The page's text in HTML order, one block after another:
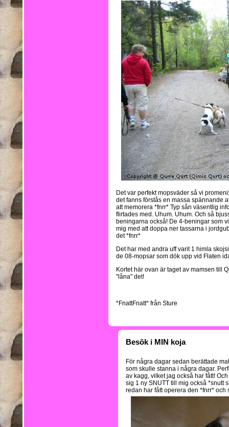
Det var perfekt mopsväder så vi
det fanns förstås en massa spännande
att memorera *fnrr* Typ sån väsentlig
flirtades med. Uhum. Uhum. Och så
beningarna också! De 4-beningar som
mig med att doppa ner tassarna i
det *fnrr*
Det har med andra uff varit 1 himla
de 08-mopsar som dök upp vid Flaten
Kortet här ovan är taget av mamsen till
"låna" det!
*FnattFnatt* från Sture
Besök i MIN koja
För några dagar sedan berättade
som skulle stanna i några dagar.
av kagg, vilket jag också har fått!
sig 1 ny SNUTT till mig också *snutt
redan har fått operera den *fnrr* och